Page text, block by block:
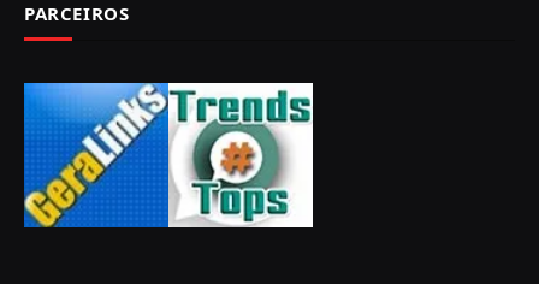
PARCEIROS